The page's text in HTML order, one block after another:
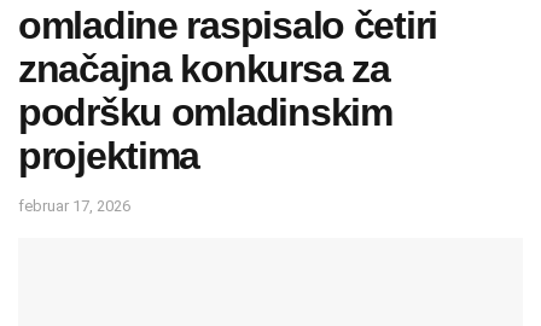
omladine raspisalo četiri
značajna konkursa za
podršku omladinskim
projektima
februar 17, 2026